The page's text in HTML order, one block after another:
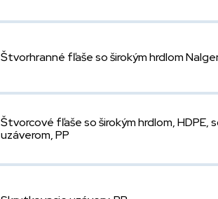
Štvorhranné fľaše so širokým hrdlom
Štvorcové fľaše so širokým hrdlom, HDPE,
uzáverom, PP